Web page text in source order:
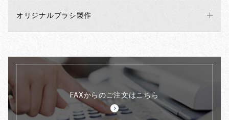
オリジナルブラシ製作
FAXからのご注文はこちら